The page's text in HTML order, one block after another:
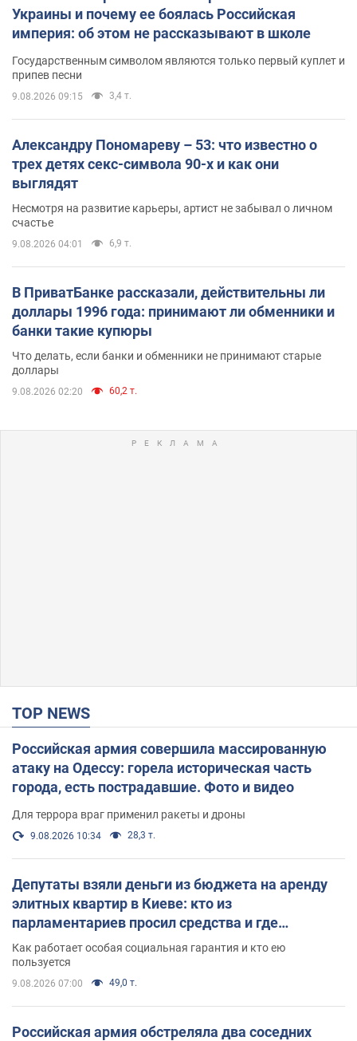
Украины и почему ее боялась Российская
империя: об этом не рассказывают в школе
Государственным символом являются только первый куплет и
припев песни
9.08.2026 09:15 3,4 т.
Александру Пономареву – 53: что известно о
трех детях секс-символа 90-х и как они
выглядят
Несмотря на развитие карьеры, артист не забывал о личном
счастье
9.08.2026 04:01 6,9 т.
В ПриватБанке рассказали, действительны ли
доллары 1996 года: принимают ли обменники и
банки такие купюры
Что делать, если банки и обменники не принимают старые
доллары
9.08.2026 02:20 60,2 т.
TOP NEWS
Российская армия совершила массированную
атаку на Одессу: горела историческая часть
города, есть пострадавшие. Фото и видео
Для террора враг применил ракеты и дроны
9.08.2026 10:34 28,3 т.
Депутаты взяли деньги из бюджета на аренду
элитных квартир в Киеве: кто из
парламентариев просил средства и где
поселился
Как работает особая социальная гарантия и кто ею
пользуется
9.08.2026 07:00 49,0 т.
Российская армия обстреляла два соседних